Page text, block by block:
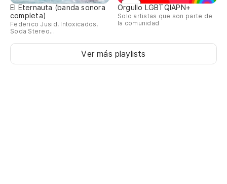
El Eternauta (banda sonora
completa)
Federico Jusid, Intoxicados,
Soda Stereo...
Orgullo LGBTQIAPN+
Solo artistas que son parte de
la comunidad
Ver más playlists